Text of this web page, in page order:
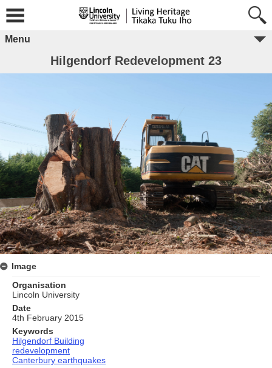
Menu
Hilgendorf Redevelopment 23
Image
Organisation
Lincoln University
Date
4th February 2015
Keywords
Hilgendorf Building
redevelopment
Canterbury earthquakes